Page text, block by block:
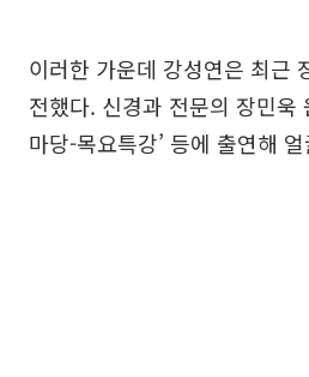
이러한 가운데 강성연은 최근
전했다. 신경과 전문의 장민욱
마당-목요특강’ 등에 출연해